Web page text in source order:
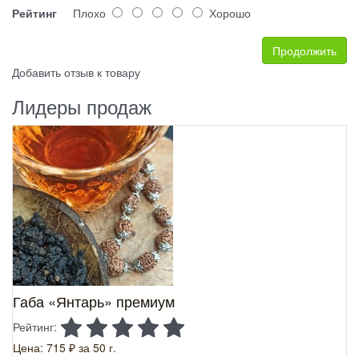
Рейтинг Плохо Хорошо
Продолжить
Добавить отзыв к товару
Лидеры продаж
Габа «Янтарь» премиум
Рейтинг:
Цена: 715 ₽ за 50 г.